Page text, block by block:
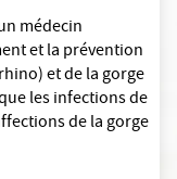
médecin
et la prévention
et de la gorge
les infections de
de la gorge